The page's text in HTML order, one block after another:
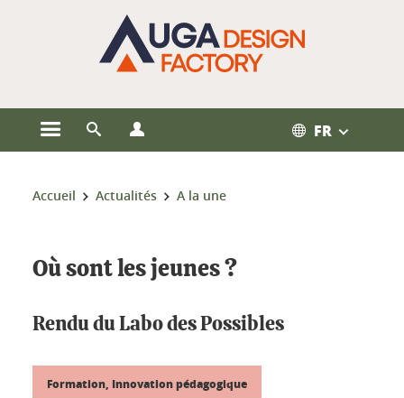
Ouvrir le menu principal
Ouvrir le moteur de recherche FR
Vous êtes ici :
Accueil Actualités A la une
Où sont les jeunes ?
Rendu du Labo des Possibles
Formation, Innovation pédagogique